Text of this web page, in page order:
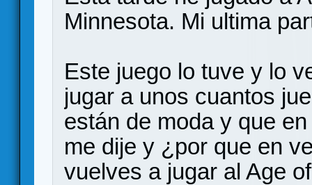
Minnesota. Mi ultima
Este juego lo tuve y lo
jugar a unos cuantos
están de moda y que
me dije y ¿por que en
vuelves a jugar al Age